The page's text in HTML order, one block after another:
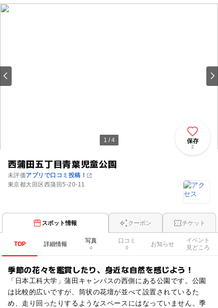
1 / 4
西蒲田五丁目青葉児童公園
未評価アプリで口コミ投稿！
東京都大田区西蒲田5-20-11
保存
2
スポット情報 クーポン チケット
TOP 詳細情報 写真
4
口コミ
0
お知らせ
イベント
見どころ
季節の花々を鑑賞したり、身近な自然を感じよう！
「日本工科大学」蒲田キャンパスの西側にある公園です。公園
は比較的広いですが、筒状の花壇が並べて設置されているた
め、走り回ったりするようなスペースにはなっていません。季